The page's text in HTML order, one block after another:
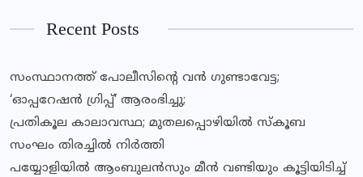
Recent Posts
സംസ്ഥാനത്ത് പോലീസിന്റെ വൻ ഗുണ്ടാവേട്ട;
‘ഓപ്പറേഷൻ ഗ്രിപ്പ്’ ആരംഭിച്ചു;
പ്രതികൂല കാലാവസ്ഥ; മുതലപ്പൊഴിയില്‍ സ്‌കൂബ
സംഘം തിരച്ചില്‍ നിര്‍ത്തി
പയ്യോളിയിൽ ആംബുലൻസും മീൻ വണ്ടിയും കൂട്ടിയിടിച്ച്